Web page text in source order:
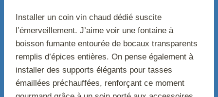
Installer un coin vin chaud dédié suscite
l’émerveillement. J’aime voir une fontaine à
boisson fumante entourée de bocaux transparents
remplis d’épices entières. On pense également à
installer des supports élégants pour tasses
émaillées préchauffées, renforçant ce moment